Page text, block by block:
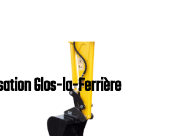
cookies
Glos-la-Ferrière